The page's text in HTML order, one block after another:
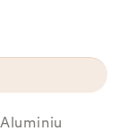
Aluminiu